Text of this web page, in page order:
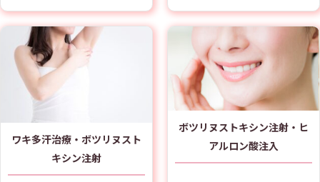
ワキ多汗治療・ボツリヌスト
キシン注射
ボツリヌストキシン注射・ヒ
アルロン酸注入